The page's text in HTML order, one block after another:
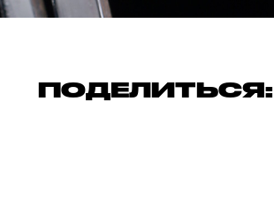
ПОДЕЛИТЬСЯ: